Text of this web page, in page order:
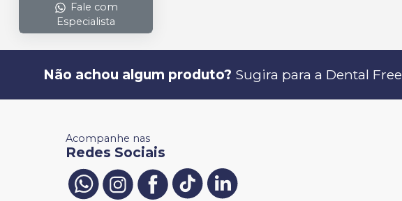
Fale com
Especialista
Não achou algum produto? Sugira para a Dental Free
Acompanhe nas
Redes Sociais